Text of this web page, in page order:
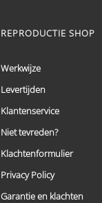
REPRODUCTIE SHOP
Werkwijze
Levertijden
Klantenservice
Niet tevreden?
Klachtenformulier
Privacy Policy
Garantie en klachten